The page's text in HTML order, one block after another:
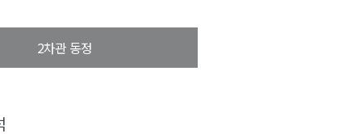
2차관 동정